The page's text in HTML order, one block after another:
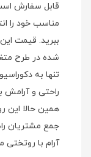
قابل سفارش
مناسب خود را
ببرید. قیمت
شده در طرح
تنها به
راحتی و آرامش
همین حالا این
جمع مشتریان
آرام با